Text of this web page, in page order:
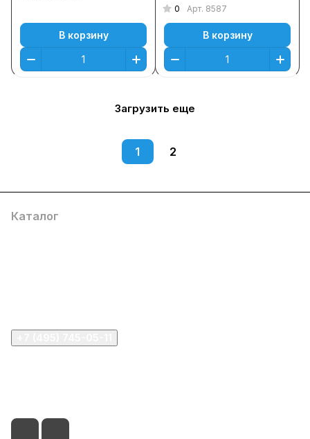
В корзину
0 Арт. 8587
В корзину
Загрузить еще
1 2
Каталог